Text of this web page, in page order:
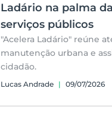
Ladário na palma
serviços públicos
"Acelera Ladário" reúne
manutenção urbana e
cidadão.
Lucas Andrade | 09/07/2026